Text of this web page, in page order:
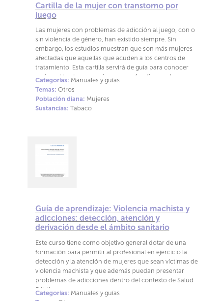
Cartilla de la mujer con transtorno por
juego
Las mujeres con problemas de adicción al juego, con o
sin violencia de género, han existido siempre. Sin
embargo, los estudios muestran que son más mujeres
afectadas que aquellas que acuden a los centros de
tratamiento. Esta cartilla servirá de guía para conocer
qué es el trastorno por juego y profundizar en la
violencia de género (actual o pasada), asimismo,
profundizaremos en la situación específica que sufre la
mujer jugadora, que además de la problemática
Categorías: Manuales y guías
Temas: Otros
Población diana: Mujeres
Sustancias: Tabaco
Guía de aprendizaje: Violencia machista y
adicciones: detección, atención y
derivación desde el ámbito sanitario
Este curso tiene como objetivo general dotar de una
formación para permitir al profesional en ejercicio la
detección y la atención de mujeres que sean víctimas de
violencia machista y que además puedan presentar
problemas de adicciones dentro del contexto de Salud
Pública.
Categorías: Manuales y guías